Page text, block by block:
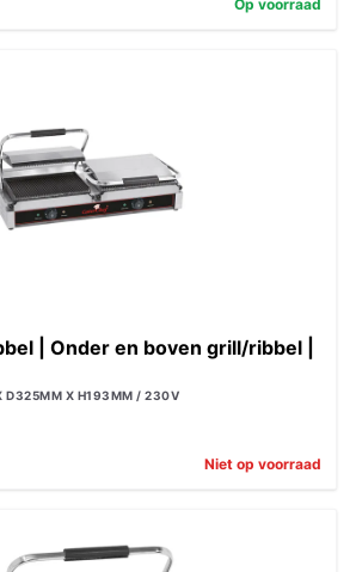
Op voorraad
| Onder en boven grill/ribbel |
X H193MM / 230V
Niet op voorraad